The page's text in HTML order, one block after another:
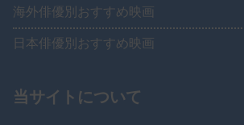
海外俳優別おすすめ映画
日本俳優別おすすめ映画
当サイトについて